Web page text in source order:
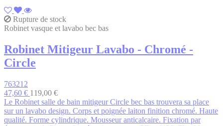
Rupture de stock
Robinet vasque et lavabo bec bas
Robinet Mitigeur Lavabo - Chromé -
Circle
763212
47,60 € 119,00 €
Le Robinet salle de bain mitigeur Circle bec bas trouvera sa place
sur un lavabo design. Corps et poignée laiton finition chromé. Haute
qualité. Forme cylindrique. Mousseur anticalcaire. Fixation par